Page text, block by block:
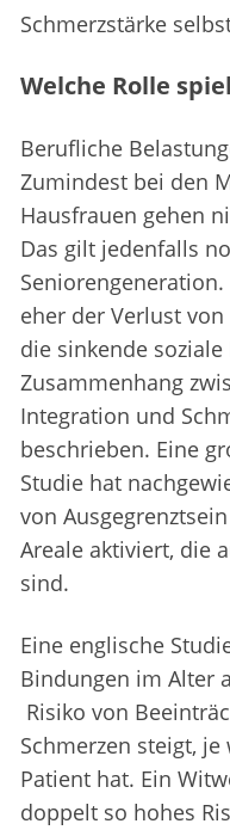
Schmerzstärke
Welche Rolle
Berufliche
Zumindest bei den
Hausfrauen gehen
Das gilt jedenfalls
eher der Verlust
die sinkende
Zusammenhang
Integration und
beschrieben. Eine
Studie hat
von
Areale aktiviert, die
sind.
Eine englische
Bindungen im Alter
Risiko von
Schmerzen steigt,
Patient hat. Ein
doppelt so hohes